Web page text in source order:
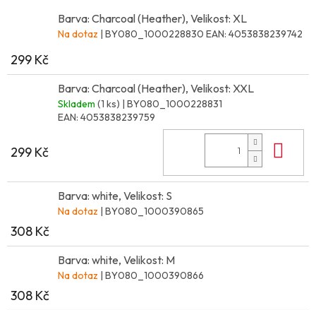
Barva: Charcoal (Heather), Velikost: XL
Na dotaz | BY080_1000228830 EAN: 4053838239742
299 Kč
Barva: Charcoal (Heather), Velikost: XXL
Skladem (1 ks) | BY080_1000228831
EAN: 4053838239759
299 Kč
Barva: white, Velikost: S
Na dotaz | BY080_1000390865
308 Kč
Barva: white, Velikost: M
Na dotaz | BY080_1000390866
308 Kč